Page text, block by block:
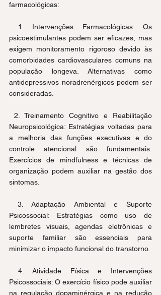
farmacológicas:
psicoestimulantes podem ser eficazes, mas
exigem monitoramento rigoroso devido às
comorbidades cardiovasculares comuns na
população longeva. Alternativas como
antidepressivos noradrenérgicos podem ser
consideradas.
Neuropsicológica: Estratégias voltadas para
a melhoria das funções executivas e do
controle atencional são fundamentais.
Exercícios de mindfulness e técnicas de
organização podem auxiliar na gestão dos
sintomas.
Psicossocial: Estratégias como uso de
lembretes visuais, agendas eletrônicas e
suporte familiar são essenciais para
minimizar o impacto funcional do transtorno.
Psicossociais: O exercício físico pode auxiliar
na regulação dopaminérgica e na redução